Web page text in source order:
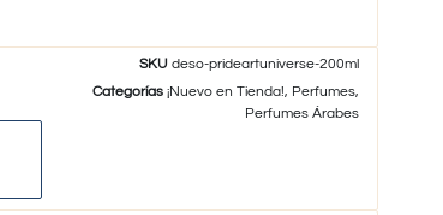
SKUdeso-prideartuniverse-200ml
Categorías ¡Nuevo en Tienda!, Perfumes,
Perfumes Árabes